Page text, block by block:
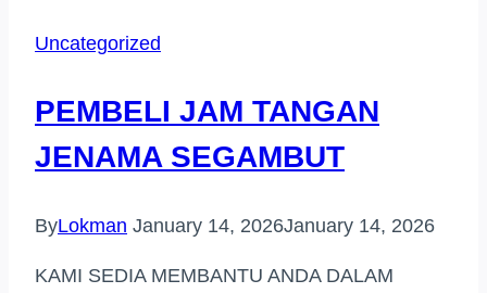
Uncategorized
PEMBELI JAM TANGAN
JENAMA SEGAMBUT
ByLokman January 14, 2026January 14, 2026
KAMI SEDIA MEMBANTU ANDA DALAM